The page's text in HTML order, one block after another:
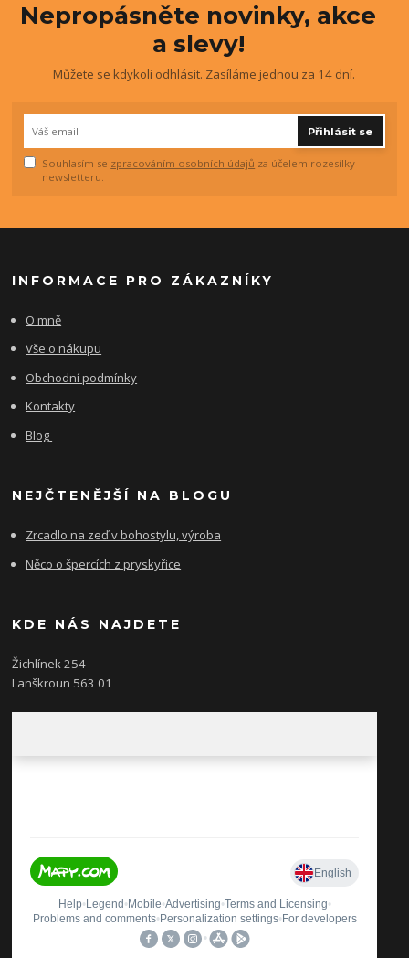
Nepropásněte novinky, akce
a slevy!
Můžete se kdykoli odhlásit. Zasíláme jednou za 14 dní.
Přihlásit se
Souhlasím se zpracováním osobních údajů za účelem rozesílky
newsletteru.
INFORMACE PRO ZÁKAZNÍKY
O mně
Vše o nákupu
Obchodní podmínky
Kontakty
Blog
NEJČTENĚJŠÍ NA BLOGU
Zrcadlo na zeď v bohostylu, výroba
Něco o špercích z pryskyřice
KDE NÁS NAJDETE
Žichlínek 254
Lanškroun 563 01